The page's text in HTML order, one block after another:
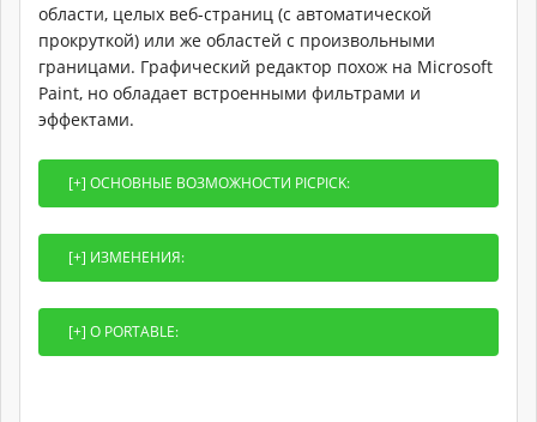
области, целых веб-страниц (с автоматической
прокруткой) или же областей с произвольными
границами. Графический редактор похож на Microsoft
Paint, но обладает встроенными фильтрами и
эффектами.